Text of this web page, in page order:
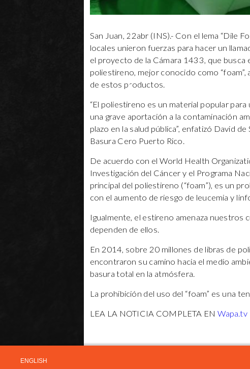
ENGLISH
San Juan, 22abr (INS).- Con el lema “Dile
locales unieron fuerzas para hacer un
el proyecto de la Cámara 1433, que
poliestireno, mejor conocido como
de estos productos.
“El poliestireno es un material popular
una grave aportación a la contaminación
plazo en la salud pública”, enfatizó David
Basura Cero Puerto Rico.
De acuerdo con el World Health
Investigación del Cáncer y el Programa
principal del poliestireno (“foam”), es un
con el aumento de riesgo de leucemia y
Igualmente, el estireno amenaza nuestros
dependen de ellos.
En 2014, sobre 20 millones de libras de
encontraron su camino hacia el medio
basura total en la atmósfera.
La prohibición del uso del “foam” es una
LEA LA NOTICIA COMPLETA ENWapa.tv